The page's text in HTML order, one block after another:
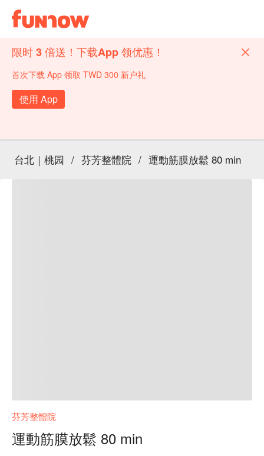
限时 3 倍送！下载App 领优惠！
首次下载 App 领取 TWD 300 新户礼
使用 App
台北｜桃园 / 芬芳整體院 / 運動筋膜放鬆 80 min
芬芳整體院
運動筋膜放鬆 80 min